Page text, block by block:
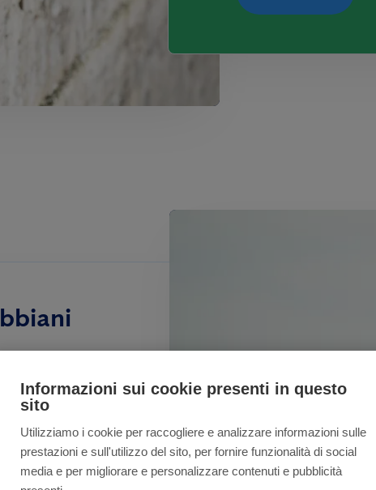
in riva al
Non
mentre
Informazioni sui cookie presenti in questo
sito
Utilizziamo i cookie per raccogliere e analizzare informazioni sulle
prestazioni e sull'utilizzo del sito, per fornire funzionalità di social
media e per migliorare e personalizzare contenuti e pubblicità